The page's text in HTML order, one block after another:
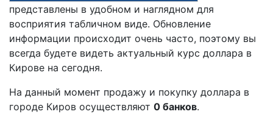
представлены в удобном и наглядном для
восприятия табличном виде. Обновление
информации происходит очень часто, поэтому вы
всегда будете видеть актуальный курс доллара в
Кирове на сегодня.
На данный момент продажу и покупку доллара в
городе Киров осуществляют 0 банков.